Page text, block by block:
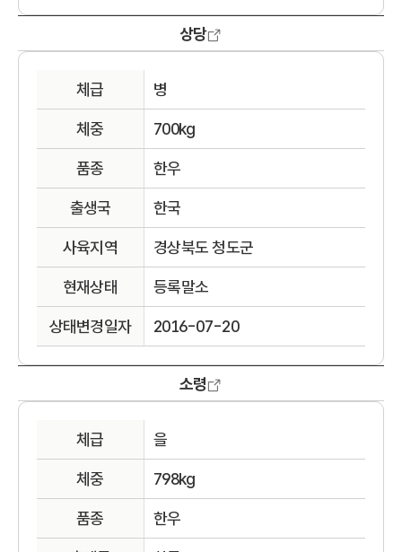
상당
체급 병
체중 700kg
품종 한우
출생국 한국
사육지역 경상북도 청도군
현재상태 등록말소
상태변경일자 2016-07-20
소령
체급 을
체중 798kg
품종 한우